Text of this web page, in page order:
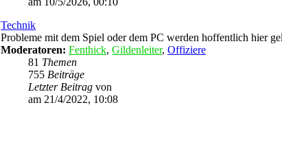
Technik
Probleme mit dem Spiel oder dem PC werden hoffentlich hier
Moderatoren: Fenthick, Gildenleiter, Offiziere
81 Themen
755 Beiträge
Letzter Beitrag von
am 21/4/2022, 10:08